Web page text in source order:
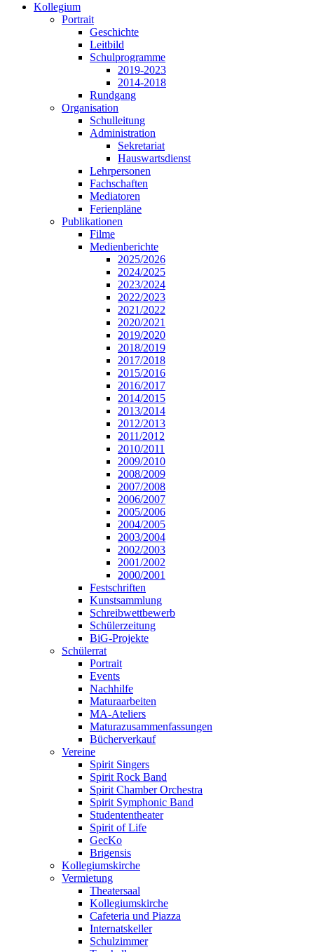
Kollegium
Portrait
Geschichte
Leitbild
Schulprogramme
2019-2023
2014-2018
Rundgang
Organisation
Schulleitung
Administration
Sekretariat
Hauswartsdienst
Lehrpersonen
Fachschaften
Mediatoren
Ferienpläne
Publikationen
Filme
Medienberichte
2025/2026
2024/2025
2023/2024
2022/2023
2021/2022
2020/2021
2019/2020
2018/2019
2017/2018
2015/2016
2016/2017
2014/2015
2013/2014
2012/2013
2011/2012
2010/2011
2009/2010
2008/2009
2007/2008
2006/2007
2005/2006
2004/2005
2003/2004
2002/2003
2001/2002
2000/2001
Festschriften
Kunstsammlung
Schreibwettbewerb
Schülerzeitung
BiG-Projekte
Schülerrat
Portrait
Events
Nachhilfe
Maturaarbeiten
MA-Ateliers
Maturazusammenfassungen
Bücherverkauf
Vereine
Spirit Singers
Spirit Rock Band
Spirit Chamber Orchestra
Spirit Symphonic Band
Studententheater
Spirit of Life
GecKo
Brigensis
Kollegiumskirche
Vermietung
Theatersaal
Kollegiumskirche
Cafeteria und Piazza
Internatskeller
Schulzimmer